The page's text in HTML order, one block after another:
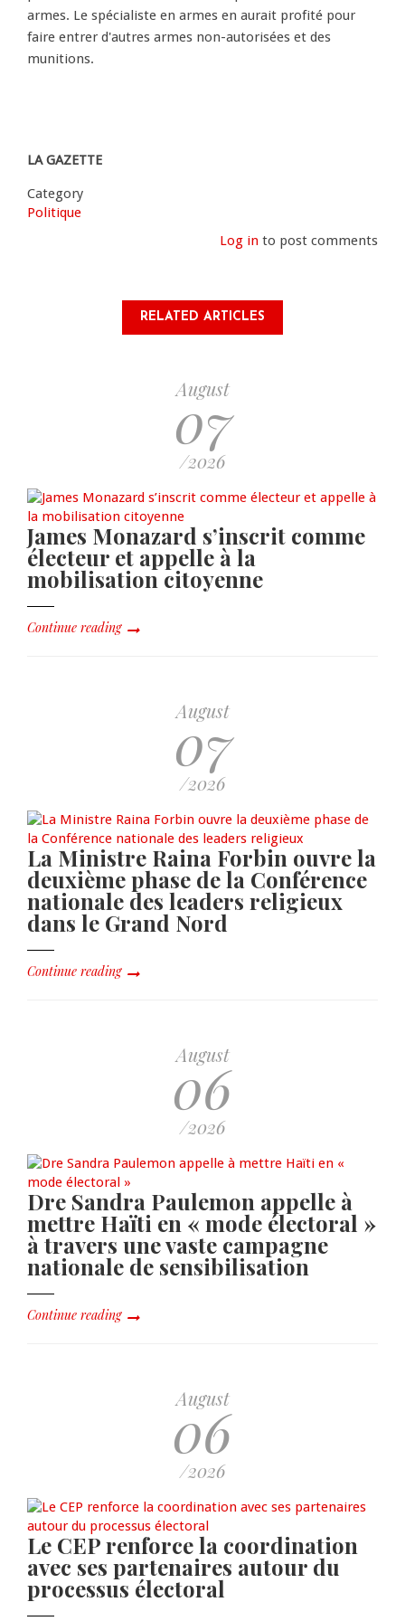
armes. Le spécialiste en armes en aurait profité pour
faire entrer d'autres armes non-autorisées et des
munitions.
LA GAZETTE
Category
Politique
Log in to post comments
RELATED ARTICLES
August
07
/2026
James Monazard s’inscrit comme
électeur et appelle à la
mobilisation citoyenne
Continue reading
August
07
/2026
La Ministre Raina Forbin ouvre la
deuxième phase de la Conférence
nationale des leaders religieux
dans le Grand Nord
Continue reading
August
06
/2026
Dre Sandra Paulemon appelle à
mettre Haïti en « mode électoral »
à travers une vaste campagne
nationale de sensibilisation
Continue reading
August
06
/2026
Le CEP renforce la coordination
avec ses partenaires autour du
processus électoral